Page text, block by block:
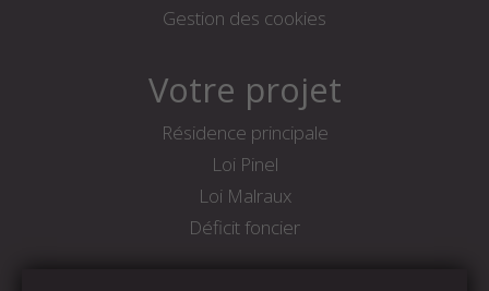
Gestion des cookies
Votre projet
Résidence principale
Loi Pinel
Loi Malraux
Déficit foncier